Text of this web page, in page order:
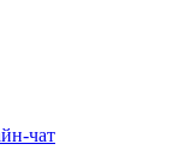
чат